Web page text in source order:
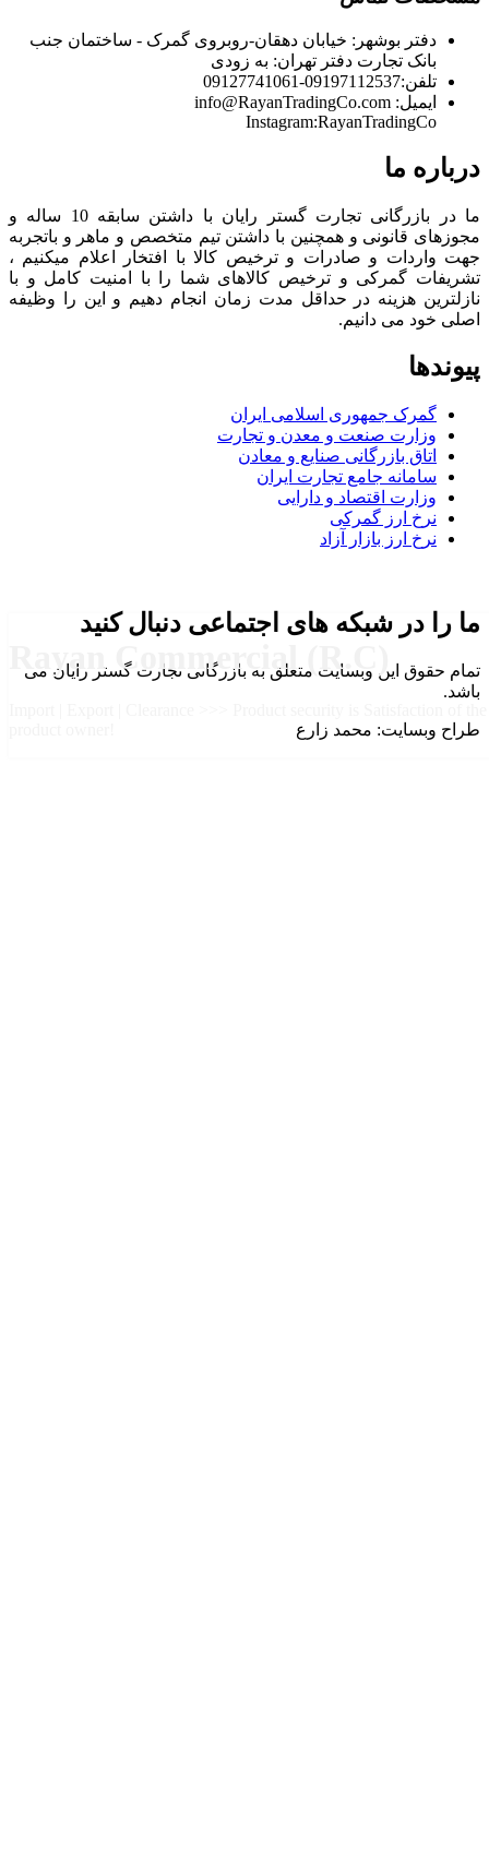
Rayan Commercial (R.C)
دفتر بوشهر: خیابان دهقان-روبروی گمرک - ساختمان جنب
بانک تجارت دفتر تهران: به زودی
تلفن:09197112537-09127741061
ایمیل: info@RayanTradingCo.com
Instagram:RayanTradingCo
درباره ما
ما در بازرگانی تجارت گستر رایان با داشتن سابقه 10 ساله و
مجوزهای قانونی و همچنین با داشتن تیم متخصص و ماهر و باتجربه
جهت واردات و صادرات و ترخیص کالا با افتخار اعلام میکنیم ،
تشریفات گمرکی و ترخیص کالاهای شما را با امنیت کامل و با
نازلترین هزینه در حداقل مدت زمان انجام دهیم و این را وظیفه
اصلی خود می دانیم.
پیوندها
گمرک جمهوری اسلامی ایران
وزارت صنعت و معدن و تجارت
اتاق بازرگانی صنایع و معادن
سامانه جامع تجارت ایران
وزارت اقتصاد و دارایی
نرخ ارز گمرکی
نرخ ارز بازار آزاد
ما را در شبکه های اجتماعی دنبال کنید
تمام حقوق این وبسایت متعلق به بازرگانی تجارت گستر رایان می
باشد.
طراح وبسایت: محمد زارع